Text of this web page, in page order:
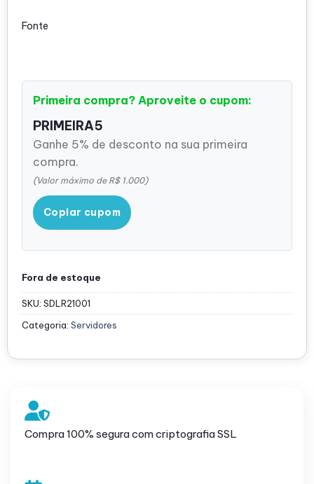
Fonte
Primeira compra? Aproveite o cupom:
PRIMEIRA5
Ganhe 5% de desconto na sua primeira
compra.
(Valor máximo de R$ 1.000)
Copiar cupom
Fora de estoque
SKU: SDLR21001
Categoria: Servidores
Compra 100% segura com criptografia SSL